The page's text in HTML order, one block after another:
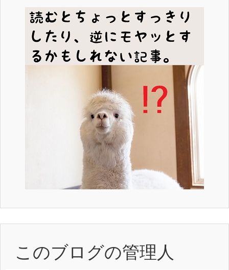
このブログの管理人